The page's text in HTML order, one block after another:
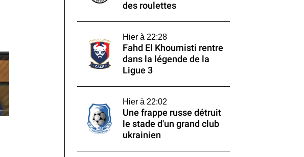
des roulettes
Hier à 22:28
Fahd El Khoumisti rentre
dans la légende de la
Ligue 3
Hier à 22:02
Une frappe russe détruit
le stade d'un grand club
ukrainien